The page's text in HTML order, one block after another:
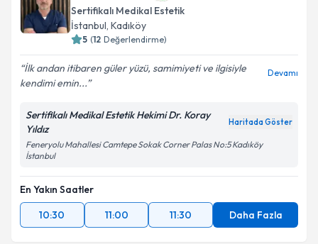
Sertifikalı Medikal Estetik
İstanbul, Kadıköy
5 (12 Değerlendirme)
İlk andan itibaren güler yüzü, samimiyeti ve ilgisiyle
kendimi emin...
Devamı
Sertifikalı Medikal Estetik Hekimi Dr. Koray
Yıldız
Haritada Göster
Feneryolu Mahallesi Camtepe Sokak Corner Palas No:5 Kadıköy
İstanbul
En Yakın Saatler
10:30
11:00 11:30 Daha Fazla